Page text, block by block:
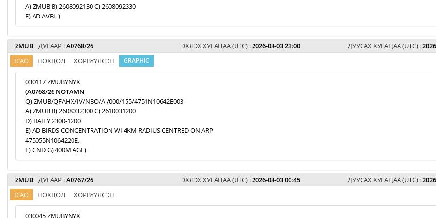
A) ZMUB B) 2608092130 C) 2608092330
E) AD AVBL.)
ZMUB ДУГААР :A0768/26 ЭХЛЭХ ХУГАЦАА (UTC) :2026-08-03 23:00 ДУУСАХ ХУГАЦАА (UTC) :
ICAO
НӨХЦӨЛ ХӨРВҮҮЛСЭН GRAPHIC
030117 ZMUBYNYX
(A0768/26 NOTAMN
Q) ZMUB/QFAHX/IV/NBO/A /000/155/4751N10642E003
A) ZMUB B) 2608032300 C) 2610031200
D) DAILY 2300-1200
E) AD BIRDS CONCENTRATION WI 4KM RADIUS CENTRED ON ARP
475055N1064220E.
F) GND G) 400M AGL)
ZMUB ДУГААР :A0767/26 ЭХЛЭХ ХУГАЦАА (UTC) :2026-08-03 00:45 ДУУСАХ ХУГАЦАА (UTC) :
ICAO
НӨХЦӨЛ ХӨРВҮҮЛСЭН
030045 ZMUBYNYX